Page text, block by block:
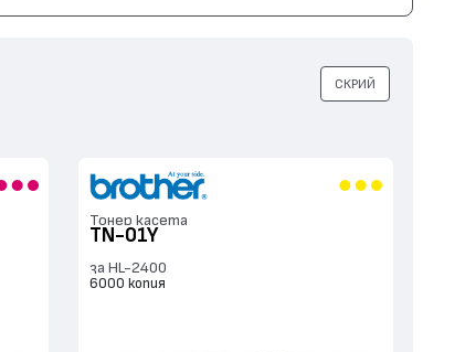
Тонер касета
TN-01Y
за HL-2400
6000 копия
СКРИЙ